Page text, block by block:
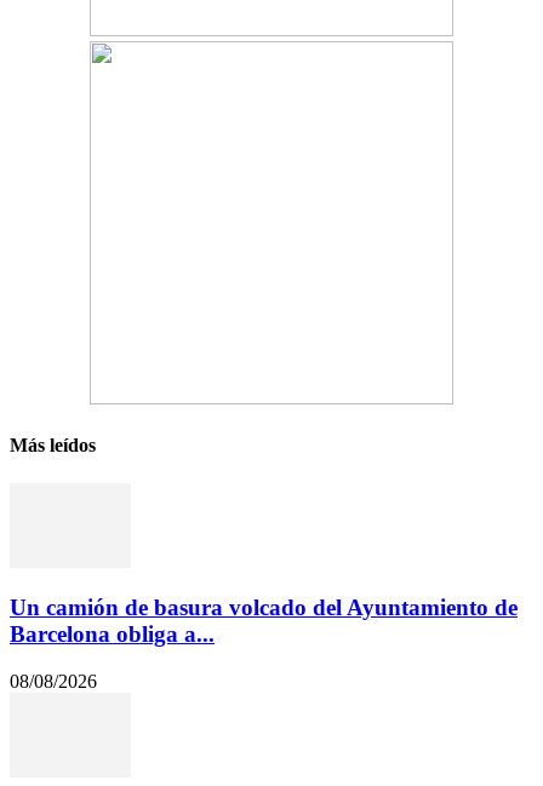
Más leídos
Un camión de basura volcado del Ayuntamiento de
Barcelona obliga a...
08/08/2026